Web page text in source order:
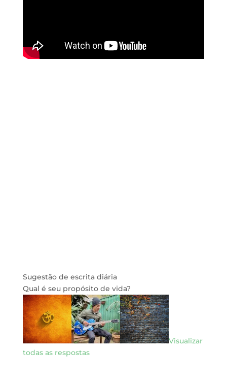
Sugestão de escrita diária
Qual é seu propósito de vida?
Visualizar
todas as respostas